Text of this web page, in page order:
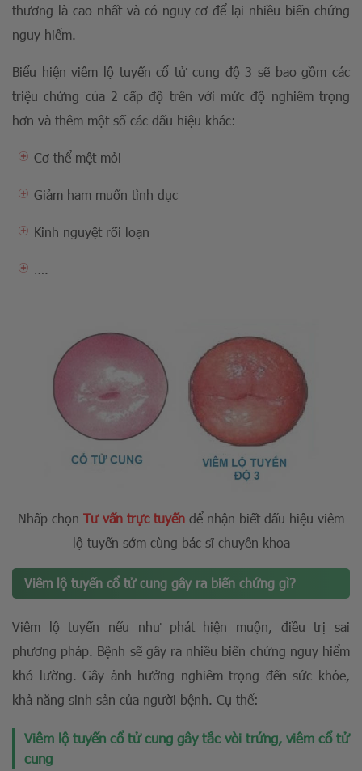
thương là cao nhất và có nguy cơ để lại nhiều biến chứng
nguy hiểm.
Biểu hiện viêm lộ tuyến cổ tử cung độ 3 sẽ bao gồm các
triệu chứng của 2 cấp độ trên với mức độ nghiêm trọng
hơn và thêm một số các dấu hiệu khác:
Cơ thể mệt mỏi
Giảm ham muốn tình dục
Kinh nguyệt rối loạn
….
Nhấp chọn Tư vấn trực tuyến để nhận biết dấu hiệu viêm
lộ tuyến sớm cùng bác sĩ chuyên khoa
Viêm lộ tuyến cổ tử cung gây ra biến chứng gì?
Viêm lộ tuyến nếu như phát hiện muộn, điều trị sai
phương pháp. Bệnh sẽ gây ra nhiều biến chứng nguy hiểm
khó lường. Gây ảnh hưởng nghiêm trọng đến sức khỏe,
khả năng sinh sản của người bệnh. Cụ thể:
Viêm lộ tuyến cổ tử cung gây tắc vòi trứng, viêm cổ tử
cung